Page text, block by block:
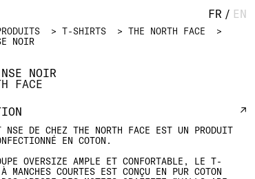
FR / EN
T-SHIRTS
THE NORTH FACE
NOIR
NOIR
FACE
DE CHEZ THE NORTH FACE EST UN PRODUIT
EN COTON.
OVERSIZE AMPLE ET CONFORTABLE, LE T-
MANCHES COURTES EST CONÇU EN PUR COTON